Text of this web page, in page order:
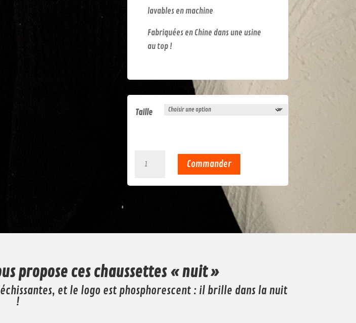
lavables en machine
Fabriquées en Chine dans une usine
au top !
Taille
Chaussettes
Commander
propose ces chaussettes « nuit »
et le logo est phosphorescent : il brille dans la nuit
!